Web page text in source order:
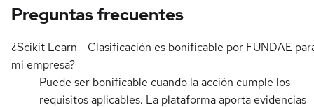
Preguntas frecuentes
¿Scikit Learn - Clasificación es bonificable por FUNDAE
mi empresa?
Puede ser bonificable cuando la acción cumple los
requisitos aplicables. La plataforma aporta evidencias